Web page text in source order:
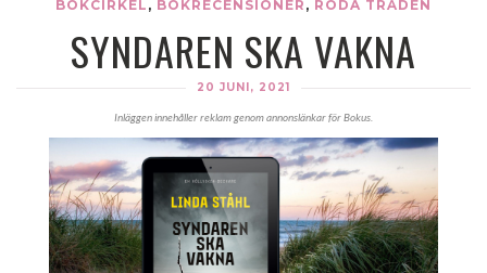
BOKCIRKEL , BOKRECENSIONER , RÖDA TRÅDEN
SYNDAREN SKA VAKNA
20 JUNI, 2021
Inläggen innehåller reklam genom annonslänkar för Bokus.